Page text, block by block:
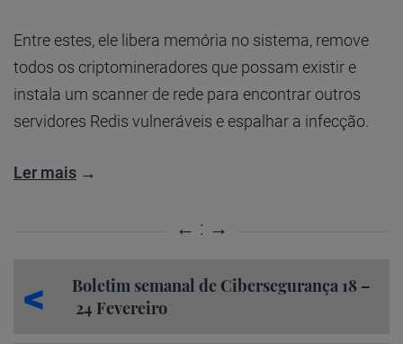
Entre estes, ele libera memória no sistema, remove
todos os criptomineradores que possam existir e
instala um scanner de rede para encontrar outros
servidores Redis vulneráveis e espalhar a infecção.
Ler mais →
Boletim semanal de Cibersegurança 18 –
24 Fevereiro